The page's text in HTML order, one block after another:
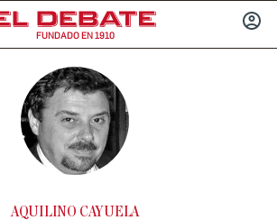
FUNDADO EN 1910
AQUILINO CAYUELA